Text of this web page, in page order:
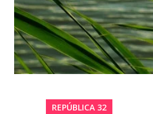
REPÚBLICA 32